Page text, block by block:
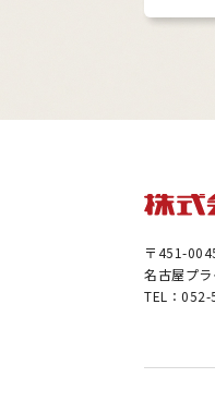
〒451-
名古屋プ
TEL：